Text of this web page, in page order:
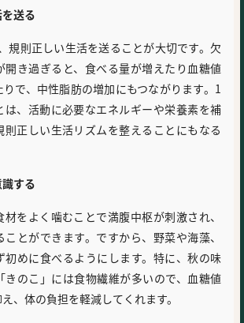
送る
規則正しい生活を送ることが大切です。欠
開き過ぎると、食べる量が増えたり血糖値
で、中性脂肪の増加にもつながります。1
は、活動に必要なエネルギーや栄養素を補
則正しい生活リズムを整えることにもなる
する
をよく噛むことで満腹中枢が刺激され、
とができます。ですから、野菜や海藻、
初めに食べるようにします。特に、秋の味
きのこ」には食物繊維が多いので、血糖値
、体の負担を軽減してくれます。